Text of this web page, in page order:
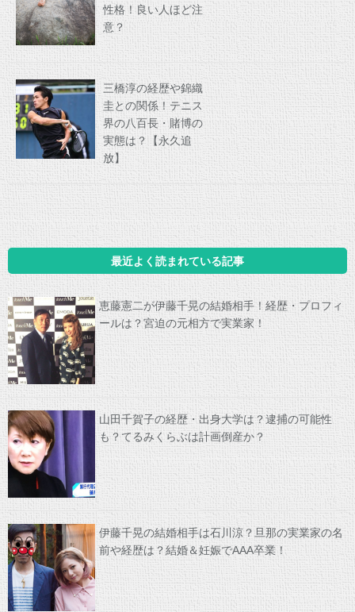
性格！良い人ほど注
意？
三橋淳の経歴や錦織
圭との関係！テニス
界の八百長・賭博の
実態は？【永久追
放】
最近よく読まれている記事
恵藤憲二が伊藤千晃の結婚相手！経歴・プロフィ
ールは？宮迫の元相方で実業家！
山田千賀子の経歴・出身大学は？逮捕の可能性
も？てるみくらぶは計画倒産か？
伊藤千晃の結婚相手は石川涼？旦那の実業家の名
前や経歴は？結婚＆妊娠でAAA卒業！